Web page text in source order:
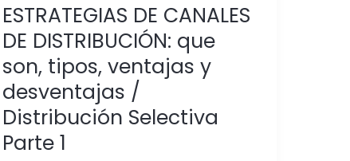
ESTRATEGIAS DE CANALES
DE DISTRIBUCIÓN: que
son, tipos, ventajas y
desventajas /
Distribución Selectiva
Parte 1
Parte